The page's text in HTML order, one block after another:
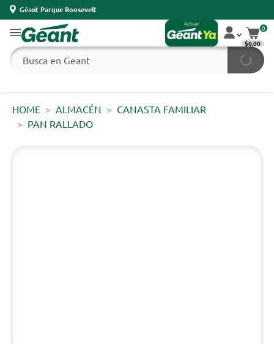
Géant Parque Roosevelt
0
$0,00
HOME ALMACÉN
CANASTA FAMILIAR
PAN RALLADO